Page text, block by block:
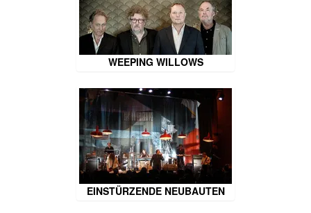
WEEPING WILLOWS
EINSTÜRZENDE NEUBAUTEN